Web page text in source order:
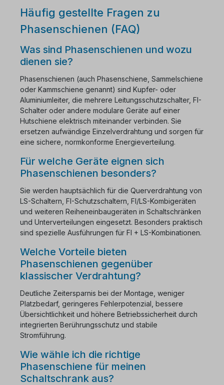
Häufig gestellte Fragen zu
Phasenschienen (FAQ)
Was sind Phasenschienen und wozu
dienen sie?
Phasenschienen (auch Phasenschiene, Sammelschiene
oder Kammschiene genannt) sind Kupfer- oder
Aluminiumleiter, die mehrere Leitungsschutzschalter, FI-
Schalter oder andere modulare Geräte auf einer
Hutschiene elektrisch miteinander verbinden. Sie
ersetzen aufwändige Einzelverdrahtung und sorgen für
eine sichere, normkonforme Energieverteilung.
Für welche Geräte eignen sich
Phasenschienen besonders?
Sie werden hauptsächlich für die Querverdrahtung von
LS-Schaltern, FI-Schutzschaltern, FI/LS-Kombigeräten
und weiteren Reiheneinbaugeräten in Schaltschränken
und Unterverteilungen eingesetzt. Besonders praktisch
sind spezielle Ausführungen für FI + LS-Kombinationen.
Welche Vorteile bieten
Phasenschienen gegenüber
klassischer Verdrahtung?
Deutliche Zeitersparnis bei der Montage, weniger
Platzbedarf, geringeres Fehlerpotenzial, bessere
Übersichtlichkeit und höhere Betriebssicherheit durch
integrierten Berührungsschutz und stabile
Stromführung.
Wie wähle ich die richtige
Phasenschiene für meinen
Schaltschrank aus?